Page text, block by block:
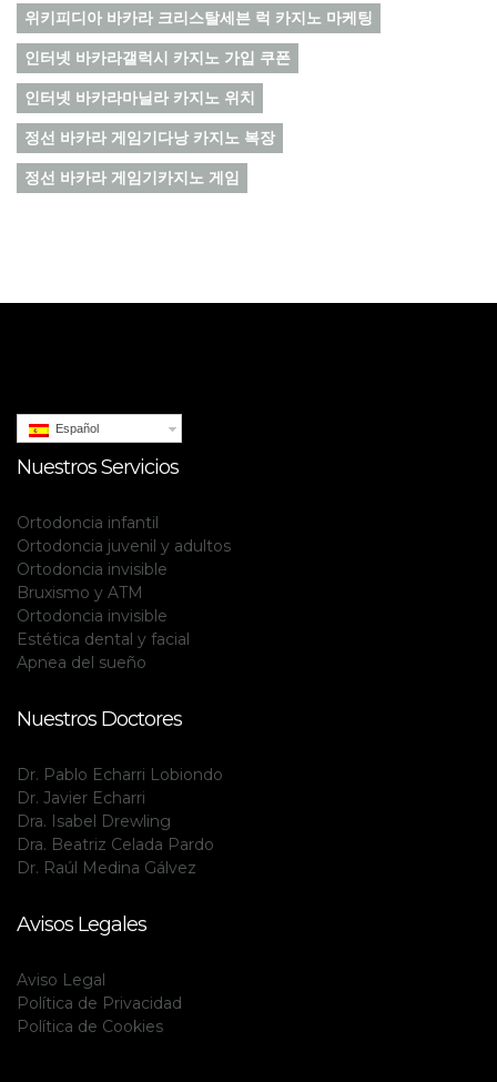
위키피디아 바카라 크리스탈세븐 럭 카지노 마케팅
인터넷 바카라갤럭시 카지노 가입 쿠폰
인터넷 바카라마닐라 카지노 위치
정선 바카라 게임기다낭 카지노 복장
정선 바카라 게임기카지노 게임
Español
Nuestros Servicios
Ortodoncia infantil
Ortodoncia juvenil y adultos
Ortodoncia invisible
Bruxismo y ATM
Ortodoncia invisible
Estética dental y facial
Apnea del sueño
Nuestros Doctores
Dr. Pablo Echarri Lobiondo
Dr. Javier Echarri
Dra. Isabel Drewling
Dra. Beatriz Celada Pardo
Dr. Raúl Medina Gálvez
Avisos Legales
Aviso Legal
Política de Privacidad
Política de Cookies